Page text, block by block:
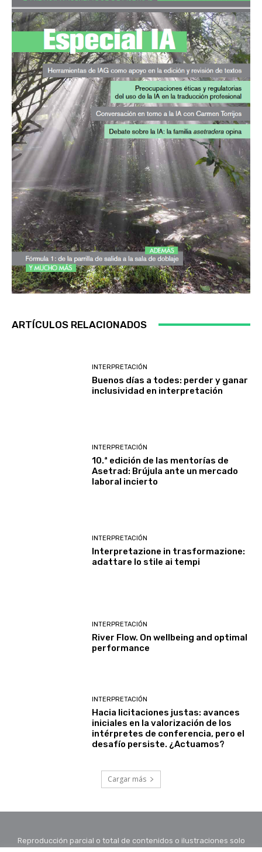
ARTÍCULOS RELACIONADOS
INTERPRETACIÓN
Buenos días a todes: perder y ganar
inclusividad en interpretación
INTERPRETACIÓN
10.ª edición de las mentorías de
Asetrad: Brújula ante un mercado
laboral incierto
INTERPRETACIÓN
Interpretazione in trasformazione:
adattare lo stile ai tempi
INTERPRETACIÓN
River Flow. On wellbeing and optimal
performance
INTERPRETACIÓN
Hacia licitaciones justas: avances
iniciales en la valorización de los
intérpretes de conferencia, pero el
desafío persiste. ¿Actuamos?
Cargar más
Reproducción parcial o total de contenidos o ilustraciones solo